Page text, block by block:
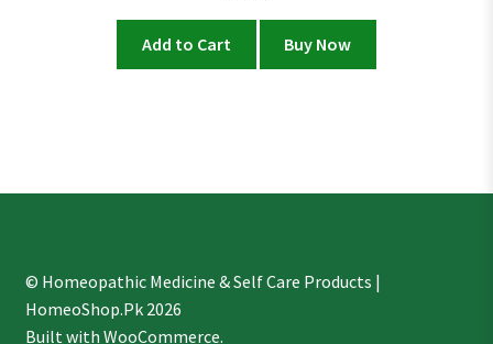
Add to Cart Buy Now
© Homeopathic Medicine & Self Care Products |
HomeoShop.Pk 2026
Built with WooCommerce.